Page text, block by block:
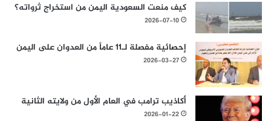
كيف منعت السعودية اليمن من استخراج ثرواته؟
2026-07-10
إحصائية مفصلة لـ11 عاماً من العدوان على اليمن
2026-03-27
أكاذيب ترامب في العام الأول من ولايته الثانية
2026-01-22